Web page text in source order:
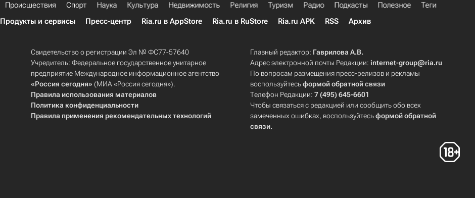
Происшествия Спорт Наука Культура Недвижимость Религия Туризм Радио Подкасты Полезное
Теги
Продукты и сервисы Пресс-центр Ria.ru в AppStore Ria.ru в RuStore Ria.ru APK RSS Архив
Свидетельство о регистрации Эл № ФС77-57640
Учредитель: Федеральное государственное унитарное
предприятие Международное информационное агентство
«Россия сегодня» (МИА «Россия сегодня»).
Правила использования материалов
Политика конфиденциальности
Правила применения рекомендательных технологий
Главный редактор: Гаврилова А.В.
Адрес электронной почты Редакции:internet-group@ria.ru
По вопросам размещения пресс-релизов и рекламы
воспользуйтесьформой обратной связи
Телефон Редакции:7 (495) 645-6601
Чтобы связаться с редакцией или сообщить обо всех
замеченных ошибках, воспользуйтесьформой обратной
связи.